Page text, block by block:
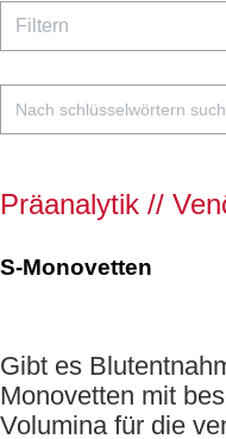
Präanalytik //
S-Monovetten
Gibt es
Monovetten mit
Volumina für die